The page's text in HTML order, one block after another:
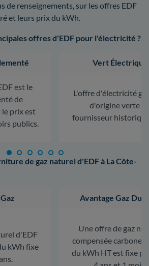
de renseignements, sur les offres EDF
et leurs prix du kWh.
offres d'EDF pour l'électricité ?
est le
de
prix est
publics.
Vert Électrique
L'offre d'électricité
d'origine verte
fournisseur
de gaz naturel d'EDF à La Côte-
d'EDF
kWh fixe
Avantage Gaz
Une offre de gaz
compensée carbone.
du kWh HT est fixe